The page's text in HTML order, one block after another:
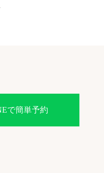
で簡単予約